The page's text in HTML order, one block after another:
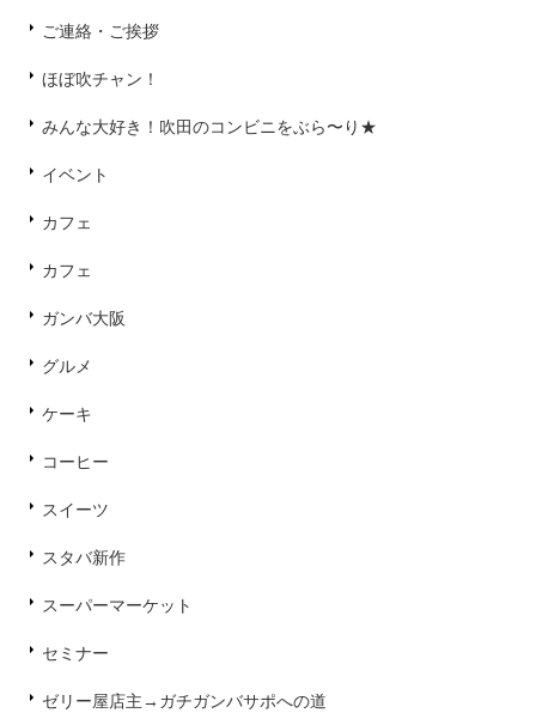
ご連絡・ご挨拶
ほぼ吹チャン！
みんな大好き！吹田のコンビニをぶら〜り★
イベント
カフェ
カフェ
ガンバ大阪
グルメ
ケーキ
コーヒー
スイーツ
スタバ新作
スーパーマーケット
セミナー
ゼリー屋店主→ガチガンバサポへの道